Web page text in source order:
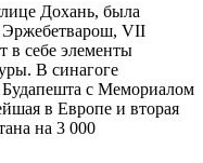
Дохань, была
Эржебетварош, VII
в себе элементы
В синагоге
Будапешта с Мемориалом
в Европе и вторая
на 3 000